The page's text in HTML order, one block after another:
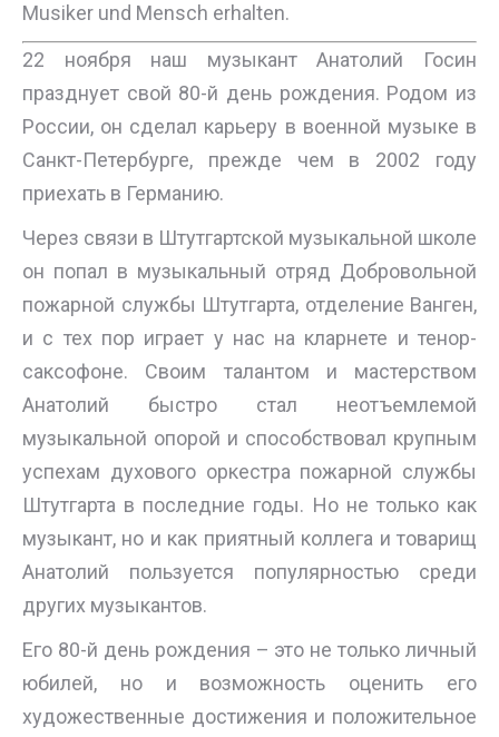
Musiker und Mensch erhalten.
22 ноября наш музыкант Анатолий Госин
празднует свой 80-й день рождения. Родом из
России, он сделал карьеру в военной музыке в
Санкт-Петербурге, прежде чем в 2002 году
приехать в Германию.
Через связи в Штутгартской музыкальной школе
он попал в музыкальный отряд Добровольной
пожарной службы Штутгарта, отделение Ванген,
и с тех пор играет у нас на кларнете и тенор-
саксофоне. Своим талантом и мастерством
Анатолий быстро стал неотъемлемой
музыкальной опорой и способствовал крупным
успехам духового оркестра пожарной службы
Штутгарта в последние годы. Но не только как
музыкант, но и как приятный коллега и товарищ
Анатолий пользуется популярностью среди
других музыкантов.
Его 80-й день рождения – это не только личный
юбилей, но и возможность оценить его
художественные достижения и положительное